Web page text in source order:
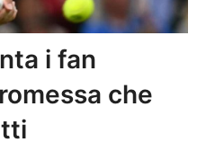
i fan
che